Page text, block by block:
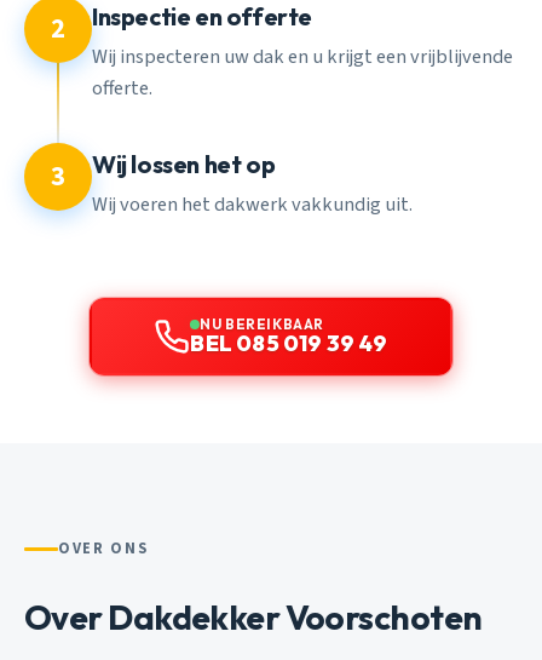
2 Inspectie en offerte
Wij inspecteren uw dak en u krijgt een vrijblijvende
offerte.
3 Wij lossen het op
Wij voeren het dakwerk vakkundig uit.
NU BEREIKBAAR
BEL 085 019 39 49
OVER ONS
Over Dakdekker Voorschoten